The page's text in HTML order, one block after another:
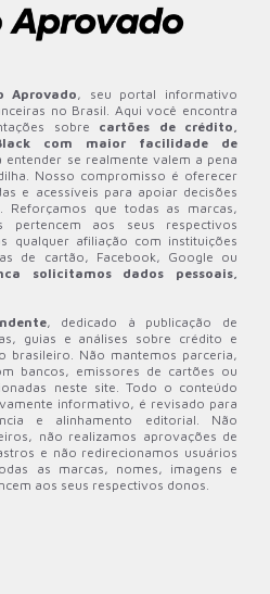
Aprovado, seu portal informativo
no Brasil. Aqui você encontra
sobre cartões de crédito,
com maior facilidade de
entender se realmente valem a pena
Nosso compromisso é oferecer
e acessíveis para apoiar decisões
Reforçamos que todas as marcas,
pertencem aos seus respectivos
qualquer afiliação com instituições
de cartão, Facebook, Google ou
solicitamos dados pessoais,
, dedicado à publicação de
guias e análises sobre crédito e
brasileiro. Não mantemos parceria,
bancos, emissores de cartões ou
neste site. Todo o conteúdo
informativo, é revisado para
e alinhamento editorial. Não
não realizamos aprovações de
e não redirecionamos usuários
as marcas, nomes, imagens e
aos seus respectivos donos.